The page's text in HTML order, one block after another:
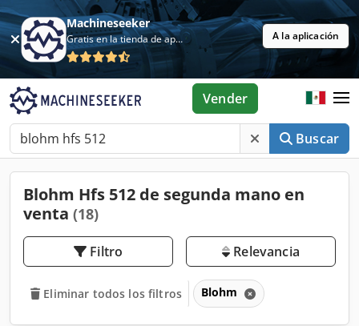
Machineseeker
Gratis en la tienda de aplicaciones A la aplicación
Buscar
Vender
Blohm Hfs 512 de segunda mano en
venta (18)
Filtro Relevancia
Eliminar todos los filtros Blohm